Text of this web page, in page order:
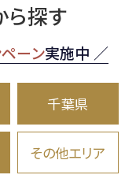
ら探す
ーン実施中 ／
千葉県
その他エリア